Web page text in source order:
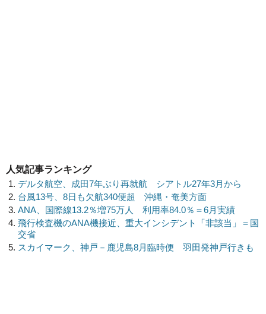
人気記事ランキング
デルタ航空、成田7年ぶり再就航 シアトル27年3月から
台風13号、8日も欠航340便超 沖縄・奄美方面
ANA、国際線13.2％増75万人 利用率84.0％＝6月実績
飛行検査機のANA機接近、重大インシデント「非該当」＝国
交省
スカイマーク、神戸－鹿児島8月臨時便 羽田発神戸行きも